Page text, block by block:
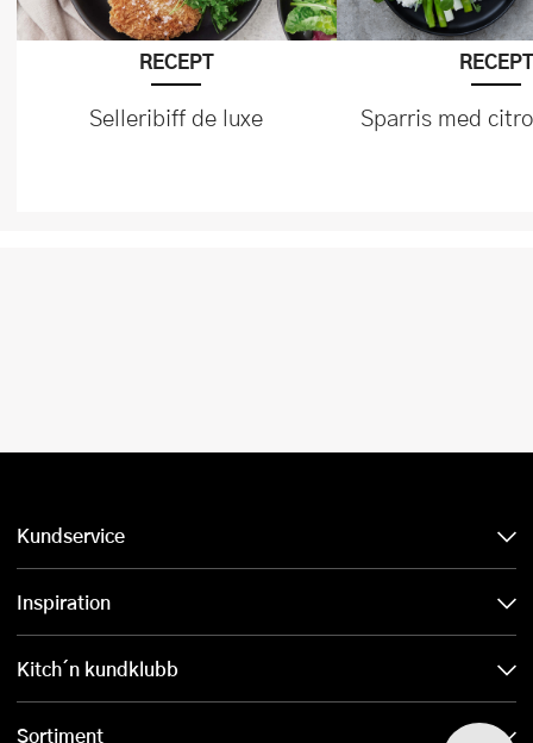
RECEPT
Selleribiff de luxe
RECEPT
Sparris med
Kundservice
Inspiration
Kitch´n kundklubb
Sortiment